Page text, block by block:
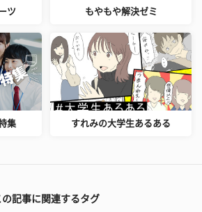
ツ もやもや解決ゼミ
集 すれみの大学生あるある
の記事に関連するタグ